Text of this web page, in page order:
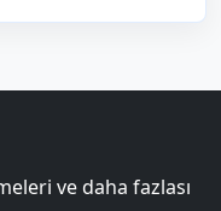
ve daha fazlası